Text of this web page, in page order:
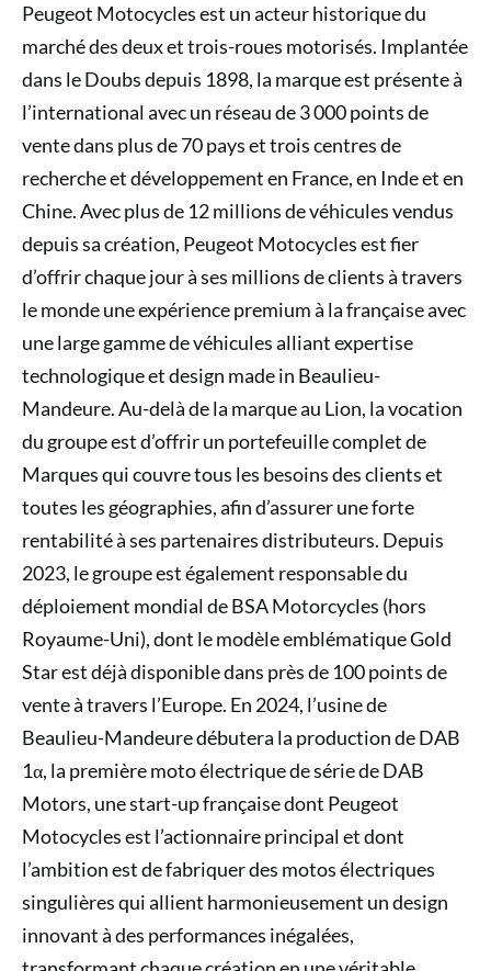
Peugeot Motocycles est un acteur historique du
marché des deux et trois-roues motorisés. Implantée
dans le Doubs depuis 1898, la marque est présente à
l’international avec un réseau de 3 000 points de
vente dans plus de 70 pays et trois centres de
recherche et développement en France, en Inde et en
Chine. Avec plus de 12 millions de véhicules vendus
depuis sa création, Peugeot Motocycles est fier
d’offrir chaque jour à ses millions de clients à travers
le monde une expérience premium à la française avec
une large gamme de véhicules alliant expertise
technologique et design made in Beaulieu-
Mandeure. Au-delà de la marque au Lion, la vocation
du groupe est d’offrir un portefeuille complet de
Marques qui couvre tous les besoins des clients et
toutes les géographies, afin d’assurer une forte
rentabilité à ses partenaires distributeurs. Depuis
2023, le groupe est également responsable du
déploiement mondial de BSA Motorcycles (hors
Royaume-Uni), dont le modèle emblématique Gold
Star est déjà disponible dans près de 100 points de
vente à travers l’Europe. En 2024, l’usine de
Beaulieu-Mandeure débutera la production de DAB
1α, la première moto électrique de série de DAB
Motors, une start-up française dont Peugeot
Motocycles est l’actionnaire principal et dont
l’ambition est de fabriquer des motos électriques
singulières qui allient harmonieusement un design
innovant à des performances inégalées,